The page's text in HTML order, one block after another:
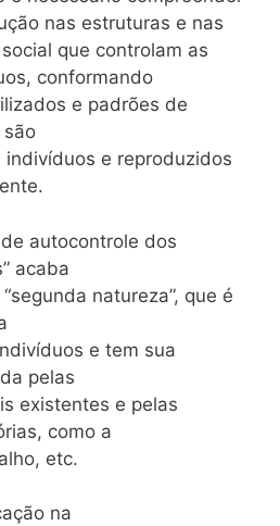
nas estruturas e nas
que controlam as
conformando
e padrões de
são
e reproduzidos
autocontrole dos
acaba
natureza”, que é
e tem sua
pelas
existentes e pelas
como a
etc.
na